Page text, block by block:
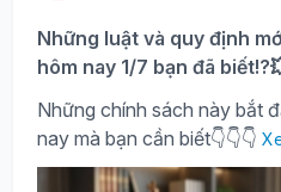
Những luật và quy định
hôm nay 1/7 bạn đã
Những chính sách này bắt
nay mà bạn cần biết👇👇👇